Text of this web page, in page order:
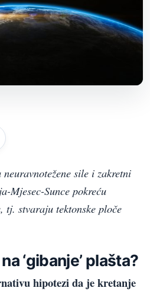
sile i zakretni
Mjesec-Sunce pokreću
stvaraju tektonske ploče
‘gibanje’ plašta?
hipotezi da je kretanje